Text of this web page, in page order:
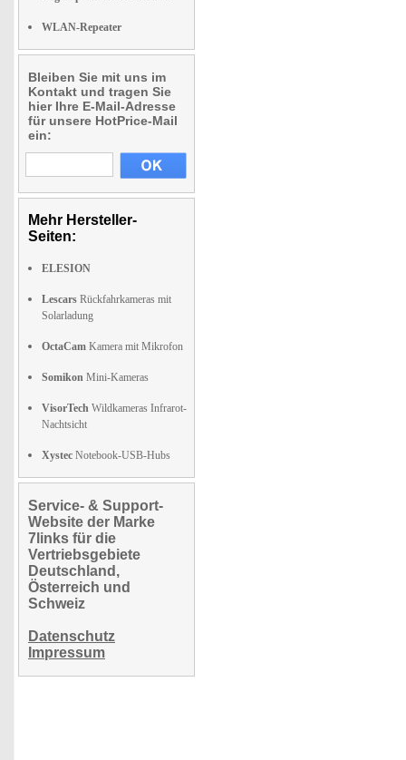
WLAN-Repeater
Bleiben Sie mit uns im
Kontakt und tragen Sie
hier Ihre E-Mail-Adresse
für unsere HotPrice-Mail
ein:
Mehr Hersteller-
Seiten:
ELESION
Lescars Rückfahrkameras mit
Solarladung
OctaCam Kamera mit Mikrofon
Somikon Mini-Kameras
VisorTech Wildkameras Infrarot-
Nachtsicht
Xystec Notebook-USB-Hubs
Service- & Support-
Website der Marke
7links für die
Vertriebsgebiete
Deutschland,
Österreich und
Schweiz
Datenschutz
Impressum